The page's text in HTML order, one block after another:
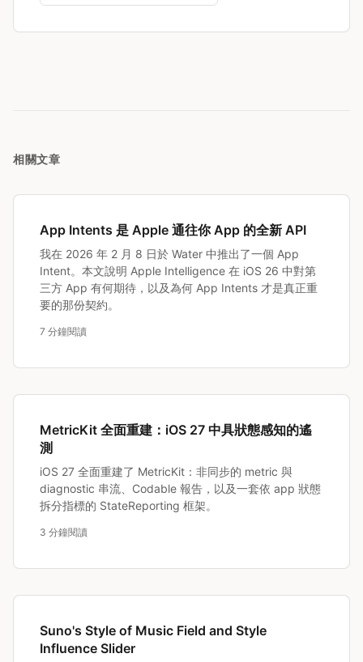
相關文章
App Intents 是 Apple 通往你 App 的全新 API
我在 2026 年 2 月 8 日於 Water 中推出了一個 App
Intent。本文說明 Apple Intelligence 在 iOS 26 中對第
三方 App 有何期待，以及為何 App Intents 才是真正重
要的那份契約。
7 分鐘閱讀
MetricKit 全面重建：iOS 27 中具狀態感知的遙
測
iOS 27 全面重建了 MetricKit：非同步的 metric 與
diagnostic 串流、Codable 報告，以及一套依 app 狀態
拆分指標的 StateReporting 框架。
3 分鐘閱讀
Suno's Style of Music Field and Style
Influence Slider